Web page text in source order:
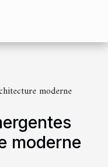
moderne
moderne